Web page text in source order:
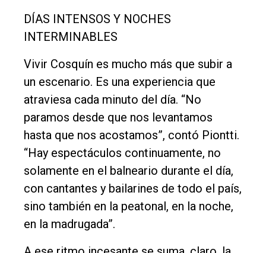
DÍAS INTENSOS Y NOCHES
INTERMINABLES
Vivir Cosquín es mucho más que subir a
un escenario. Es una experiencia que
atraviesa cada minuto del día. “No
paramos desde que nos levantamos
hasta que nos acostamos”, contó Piontti.
“Hay espectáculos continuamente, no
solamente en el balneario durante el día,
con cantantes y bailarines de todo el país,
sino también en la peatonal, en la noche,
en la madrugada”.